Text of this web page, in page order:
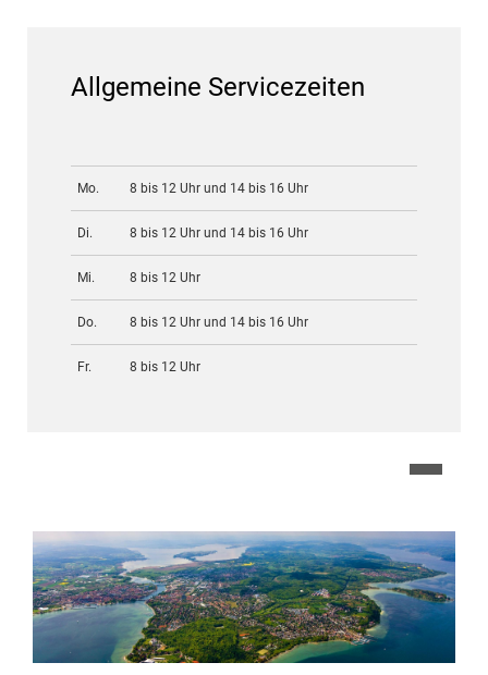
Allgemeine Servicezeiten
Mo. 8 bis 12 Uhr und 14 bis 16 Uhr
Di. 8 bis 12 Uhr und 14 bis 16 Uhr
Mi. 8 bis 12 Uhr
Do. 8 bis 12 Uhr und 14 bis 16 Uhr
Fr. 8 bis 12 Uhr